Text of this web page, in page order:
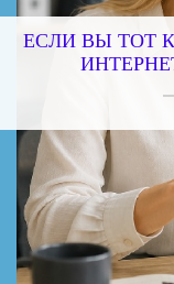
ЕСЛИ ВЫ ТОТ